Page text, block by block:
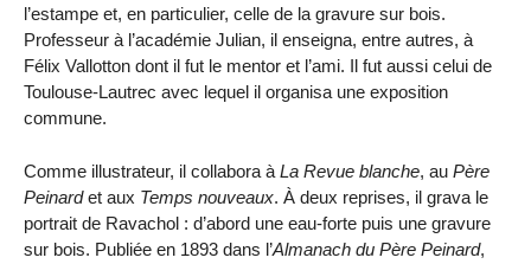
l’estampe et, en particulier, celle de la gravure sur bois.
Professeur à l’académie Julian, il enseigna, entre autres, à
Félix Vallotton dont il fut le mentor et l’ami. Il fut aussi celui de
Toulouse-Lautrec avec lequel il organisa une exposition
commune.
Comme illustrateur, il collabora à La Revue blanche, au Père
Peinardet aux Temps nouveaux. À deux reprises, il grava le
portrait de Ravachol : d’abord une eau-forte puis une gravure
sur bois. Publiée en 1893 dans l’Almanach du Père Peinard,